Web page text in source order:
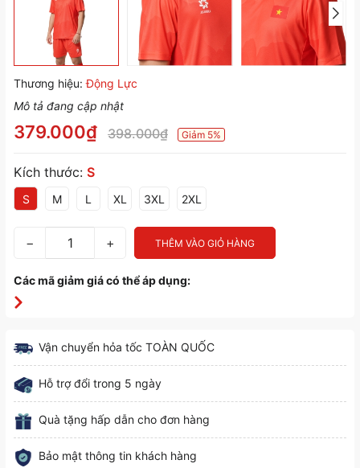
Thương hiệu: Động Lực
Mô tả đang cập nhật
379.000₫ 398.000₫ Giảm 5%
Kích thước: S
S M L XL 3XL 2XL
− + THÊM VÀO GIỎ HÀNG
Các mã giảm giá có thể áp dụng:
Vận chuyển hỏa tốc TOÀN QUỐC
Hỗ trợ đổi trong 5 ngày
Quà tặng hấp dẫn cho đơn hàng
Bảo mật thông tin khách hàng